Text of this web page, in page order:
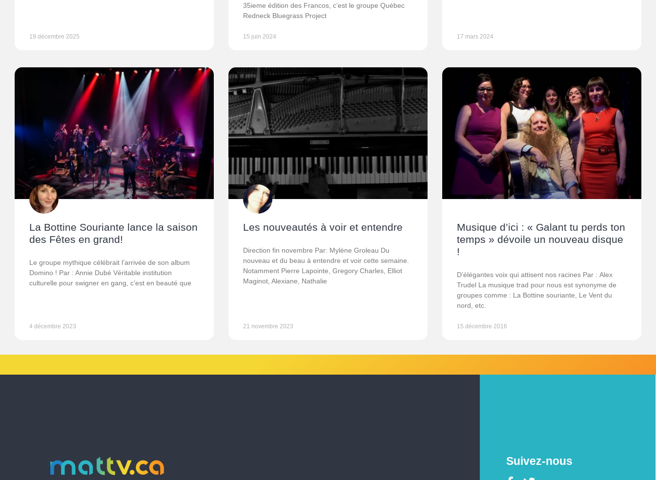
19 décembre 2025
35ieme édition des Francos, c’est le groupe Québec
Redneck Bluegrass Project
15 juin 2024 17 mars 2024
La Bottine Souriante lance la saison
des Fêtes en grand!
Le groupe mythique célébrait l’arrivée de son album
Domino ! Par : Annie Dubé Véritable institution
culturelle pour swigner en gang, c’est en beauté que
4 décembre 2023
Les nouveautés à voir et entendre
Direction fin novembre Par: Mylène Groleau Du
nouveau et du beau à entendre et voir cette semaine.
Notamment Pierre Lapointe, Gregory Charles, Elliot
Maginot, Alexiane, Nathalie
21 novembre 2023
Musique d’ici : « Galant tu perds ton
temps » dévoile un nouveau disque
!
D’élégantes voix qui attisent nos racines Par : Alex
Trudel La musique trad pour nous est synonyme de
groupes comme : La Bottine souriante, Le Vent du
nord, etc.
15 décembre 2016
Suivez-nous